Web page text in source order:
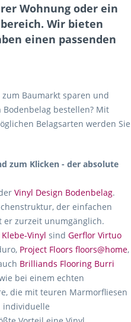
Wohnung oder ein
Wir bieten
einen passenden
Baumarkt sparen und
bestellen? Mit
Belagsarten werden Sie
zum Klicken - der absolute
Vinyl Design Bodenbelag.
der einfachen
er zurzeit unumgänglich.
Klebe-Vinyl sind Gerflor Virtuo
Project Floors floors@home,
Brilliands Flooring Burri
bei einem echten
die mit teuren Marmorfliesen
individuelle